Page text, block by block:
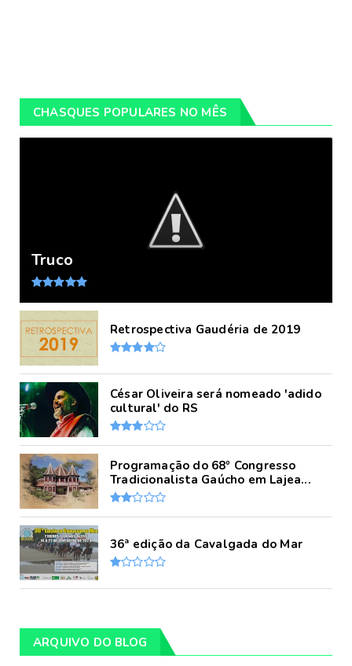
CHASQUES POPULARES NO MÊS
Truco
Retrospectiva Gaudéria de 2019
César Oliveira será nomeado 'adido
cultural' do RS
Programação do 68º Congresso
Tradicionalista Gaúcho em Lajea...
36ª edição da Cavalgada do Mar
ARQUIVO DO BLOG